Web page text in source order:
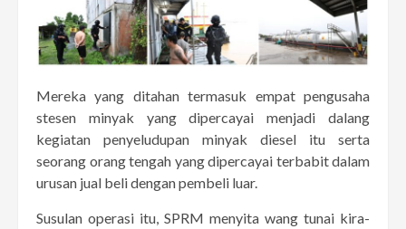
Mereka yang ditahan termasuk empat pengusaha
stesen minyak yang dipercayai menjadi dalang
kegiatan penyeludupan minyak diesel itu serta
seorang orang tengah yang dipercayai terbabit dalam
urusan jual beli dengan pembeli luar.
Susulan operasi itu, SPRM menyita wang tunai kira-